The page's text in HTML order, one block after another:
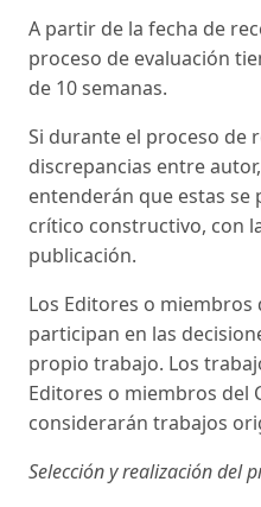
A partir de la fecha de
proceso de evaluación
de 10 semanas.
Si durante el proceso de
discrepancias entre
entenderán que estas
crítico constructivo, con
publicación.
Los Editores o miembros
participan en las
propio trabajo. Los
Editores o miembros del
considerarán trabajos
Selección y realización del